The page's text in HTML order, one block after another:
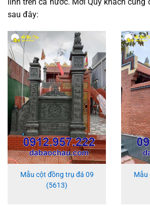
sau đây:
Mẫu cột đồng trụ đá 09
(5613)
Mẫu